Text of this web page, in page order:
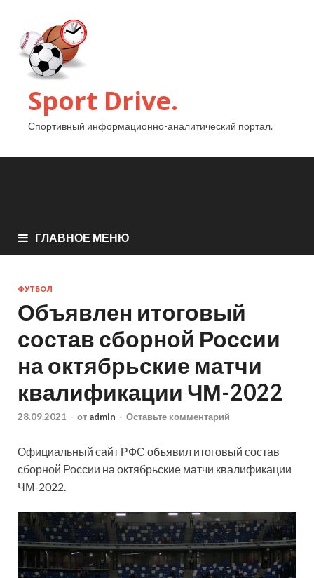
Sport Drive.
Спортивный информационно-аналитический портал.
ГЛАВНОЕ МЕНЮ
ФУТБОЛ
Объявлен итоговый
состав сборной России
на октябрьские матчи
квалификации ЧМ-2022
28.09.2021 - от admin - Оставьте комментарий
Официальный сайт РФС объявил итоговый состав
сборной России на октябрьские матчи квалификации
ЧМ-2022.